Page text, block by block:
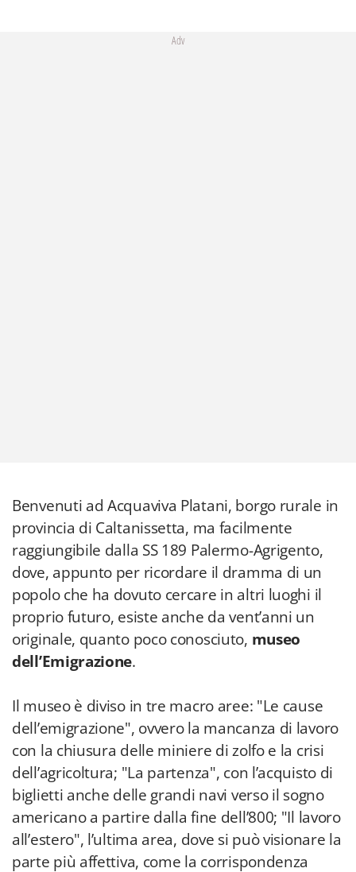
Adv
Benvenuti ad Acquaviva Platani, borgo rurale in
provincia di Caltanissetta, ma facilmente
raggiungibile dalla SS 189 Palermo-Agrigento,
dove, appunto per ricordare il dramma di un
popolo che ha dovuto cercare in altri luoghi il
proprio futuro, esiste anche da vent’anni un
originale, quanto poco conosciuto, museo
dell’Emigrazione.
Il museo è diviso in tre macro aree: "Le cause
dell’emigrazione", ovvero la mancanza di lavoro
con la chiusura delle miniere di zolfo e la crisi
dell’agricoltura; "La partenza", con l’acquisto di
biglietti anche delle grandi navi verso il sogno
americano a partire dalla fine dell’800; "Il lavoro
all’estero", l’ultima area, dove si può visionare la
parte più affettiva, come la corrispondenza